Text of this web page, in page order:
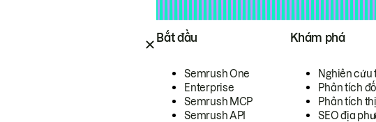
Bắt đầu
Semrush One
Enterprise
Semrush MCP
Semrush API
Khám phá
Nghiên cứu
Phân tích
Phân tích
SEO địa